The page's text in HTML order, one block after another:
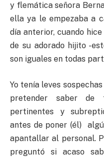
y flemática señora
ella ya le empezaba a
día anterior, cuando
de su adorado hijito -
son iguales en todas
Yo tenía leves
pretender saber
pertinentes y
antes de poner (él)
apantallar al personal.
preguntó si acaso